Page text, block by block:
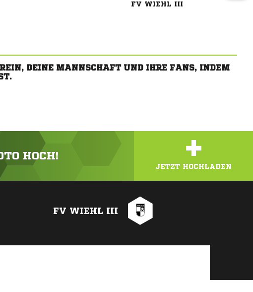
FV WIEHL III
DEINE MANNSCHAFT UND IHRE FANS, INDEM
HOCH! +
JETZT HOCHLADEN
FV WIEHL III